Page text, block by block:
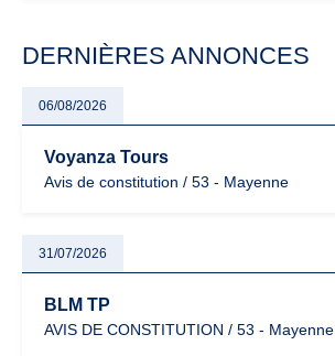
DERNIÈRES ANNONCES
06/08/2026
Voyanza Tours
Avis de constitution / 53 - Mayenne
31/07/2026
BLM TP
AVIS DE CONSTITUTION / 53 - Mayenne